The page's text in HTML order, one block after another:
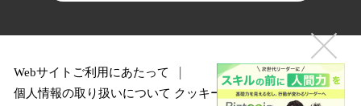
Webサイトご利用にあたって
個人情報の取り扱いについて クッキーポリシー